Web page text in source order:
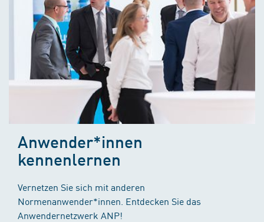
Anwender*innen
kennenlernen
Vernetzen Sie sich mit anderen
Normenanwender*innen. Entdecken Sie das
Anwendernetzwerk ANP!